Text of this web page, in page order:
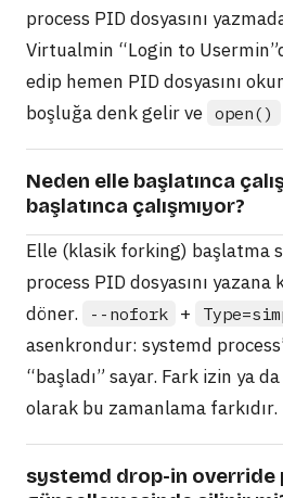
process PID dosyasını
Virtualmin “Login to
edip hemen PID dosyasını
boşluğa denk gelir ve open()
Neden elle başlatınca
başlatınca çalışmıyor?
Elle (klasik forking) başlatma
process PID dosyasını
döner.
--nofork +
asenkrondur: systemd
“başladı” sayar. Fark izin ya
olarak bu zamanlama farkıdır.
systemd drop-in override